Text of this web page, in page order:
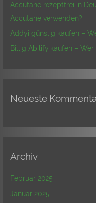
h
:
Accutane rezeptfrei in
Accutane verwenden?
Addyi günstig kaufen –
Billig Abilify kaufen –
Neueste
Archiv
Februar 2025
Januar 2025